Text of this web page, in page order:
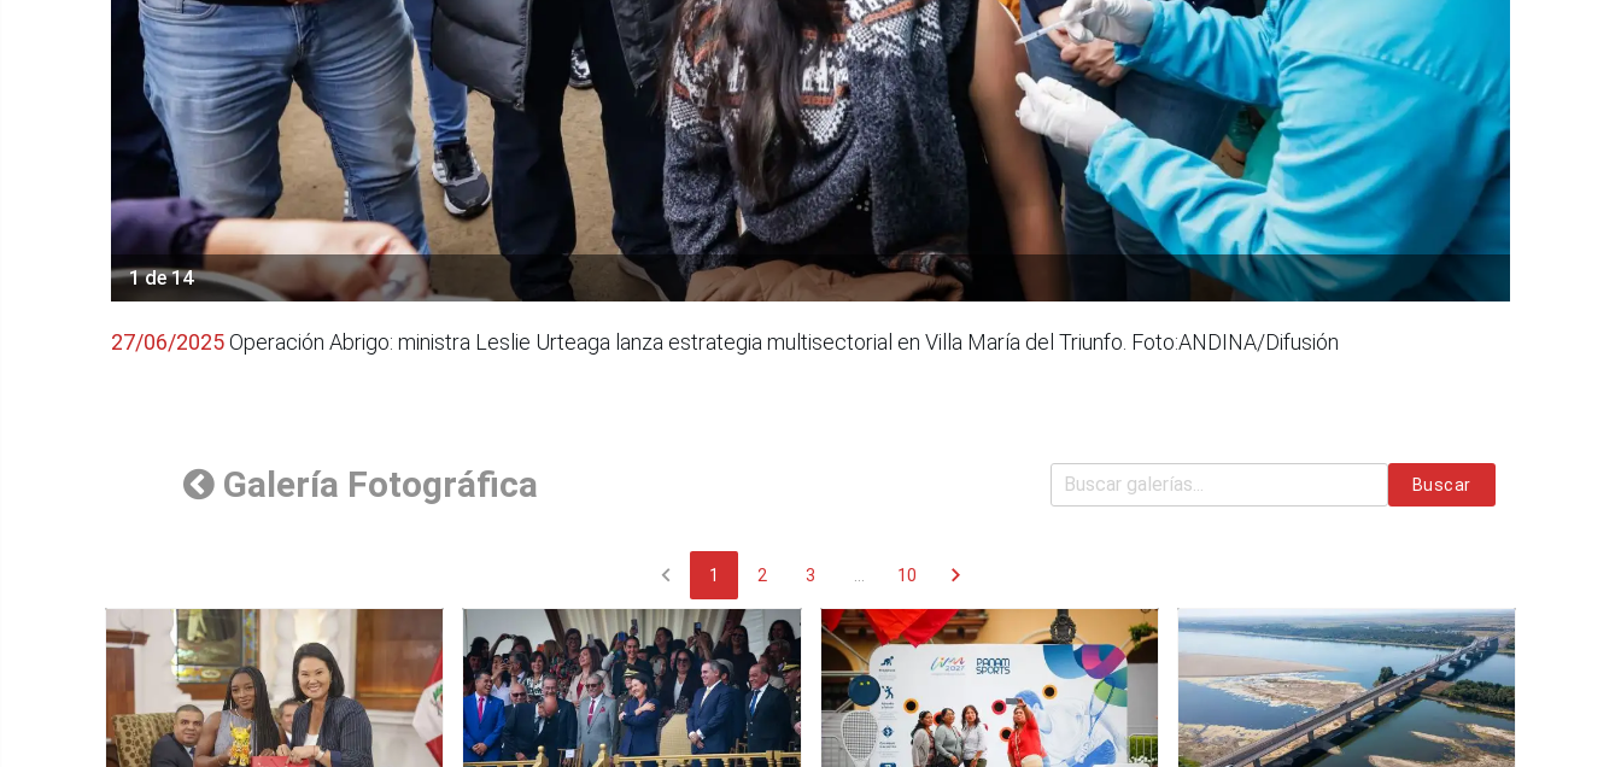
1 de 14
27/06/2025Operación Abrigo: ministra Leslie Urteaga lanza estrategia multisectorial en Villa María del Triunfo. Foto:ANDINA/Difusión
Galería Fotográfica Buscar
chevron_left 1 2 3 10 chevron_right